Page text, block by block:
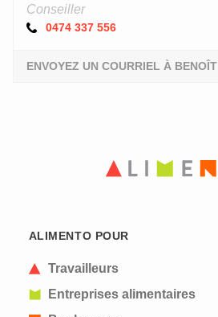
Conseiller
0474 337 556
ENVOYEZ UN COURRIEL À BENOÎT
ALIMENTO POUR
Travailleurs
Entreprises alimentaires